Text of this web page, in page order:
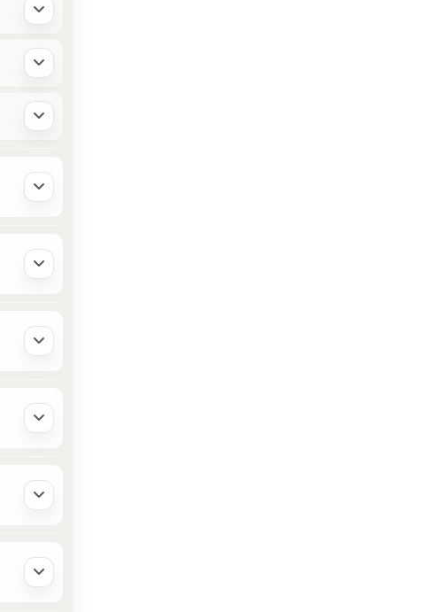
Déplier / Replier
Déplier / Replier
Déplier / Replier
Déplier / Replier
Déplier / Replier
Déplier / Replier
Déplier / Replier
Déplier / Replier
Déplier / Replier